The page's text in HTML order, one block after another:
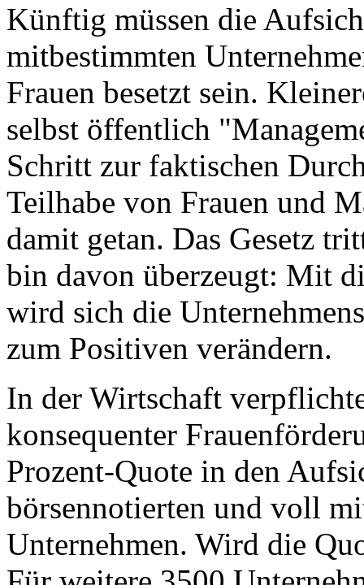
Künftig müssen die
mitbestimmten
Frauen besetzt sein.
selbst öffentlich
Schritt zur faktischen
Teilhabe von Frauen und
damit getan. Das Gesetz
bin davon überzeugt: Mit
wird sich die
zum Positiven verändern.
In der Wirtschaft
konsequenter
Prozent-Quote in den
börsennotierten und voll
Unternehmen. Wird die